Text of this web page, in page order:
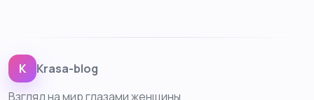
K
Krasa-blog
Взгляд на мир глазами женщины